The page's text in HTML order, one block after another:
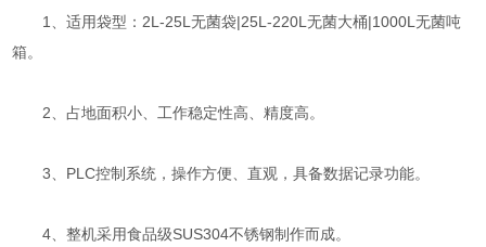
1、适用袋型：2L-25L无菌袋|25L-220L无菌大桶|1000L无菌吨
箱。
2、占地面积小、工作稳定性高、精度高。
3、PLC控制系统，操作方便、直观，具备数据记录功能。
4、整机采用食品级SUS304不锈钢制作而成。